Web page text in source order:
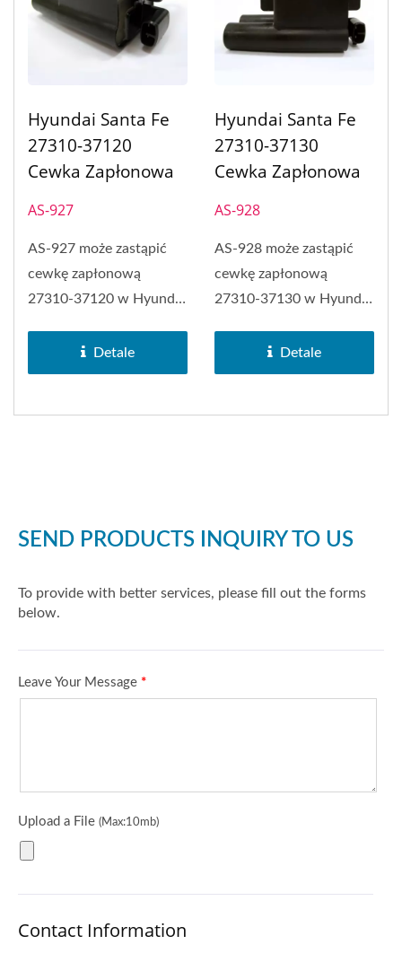
Hyundai Santa Fe
27310-37120
Cewka Zapłonowa
AS-927
AS-927 może zastąpić
cewkę zapłonową
27310-37120 w Hyundai
zapłonowa...Detale
Hyundai Santa Fe
27310-37130
Cewka Zapłonowa
AS-928
AS-928 może zastąpić
cewkę zapłonową
27310-37130 w Hyundai
zapłonowa...Detale